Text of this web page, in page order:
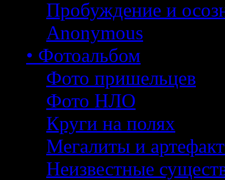
Пробуждение и
Anonymous
• Фотоальбом
Фото пришельцев
Фото НЛО
Круги на полях
Мегалиты и
Неизвестные